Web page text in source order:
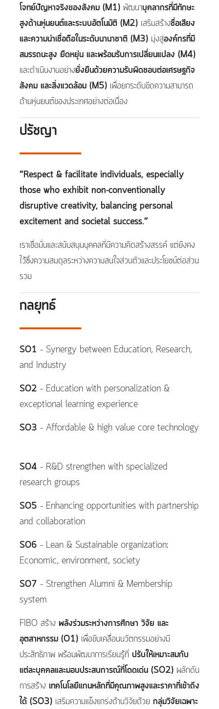
โจทย์ปัญหาจริงของสังคม (M1) พัฒนาบุคลากรที่มีทักษะ
สูงด้านหุ่นยนต์และระบบอัตโนมัติ (M2) เสริมสร้างชื่อเสียง
และความน่าเชื่อถือในระดับนานาชาติ (M3) มุ่งสู่องค์กรที่มี
สมรรถนะสูง ยืดหยุ่น และพร้อมรับการเปลี่ยนแปลง (M4)
และดำเนินงานอย่างยั่งยืนด้วยความรับผิดชอบต่อเศรษฐกิจ
สังคม และสิ่งแวดล้อม (M5) เพื่อยกระดับขีดความสามารถ
ด้านหุ่นยนต์ของประเทศอย่างต่อเนื่อง
ปรัชญา
“Respect & facilitate individuals, especially
those who exhibit non-conventionally
disruptive creativity, balancing personal
excitement and societal success.”
เราเชื่อมั่นและสนับสนุนบุคคลที่มีความคิดสร้างสรรค์ แต่ยังคง
ไว้ซึ่งความสมดุลระหว่างความสนใจส่วนตัวและประโยชน์ต่อส่วน
รวม
กลยุทธ์
SO1 – Synergy between Education, Research,
and Industry​
SO2 – Education with personalization &
exceptional learning experience ​
SO3 – Affordable & high value core technology
SO4 – R&D strengthen with specialized
research groups​
SO5 – Enhancing opportunities with partnership
and collaboration ​
SO6 – Lean ​& Sustainable organization:
Economic, environment, society​
SO7 – Strengthen Alumni & Membership
system
FIBO สร้าง พลังร่วมระหว่างการศึกษา วิจัย และ
อุตสาหกรรม (O1) เพื่อขับเคลื่อนนวัตกรรมอย่างมี
ประสิทธิภาพ พร้อมพัฒนาการเรียนรู้ที่ ปรับให้เหมาะสมกับ
แต่ละบุคคลและมอบประสบการณ์ที่โดดเด่น (SO2) ผลักดัน
การสร้าง เทคโนโลยีแกนหลักที่มีคุณภาพสูงและราคาที่เข้าถึง
ได้ (SO3) เสริมความแข็งแกร่งด้านวิจัยด้วย กลุ่มวิจัยเฉพาะ